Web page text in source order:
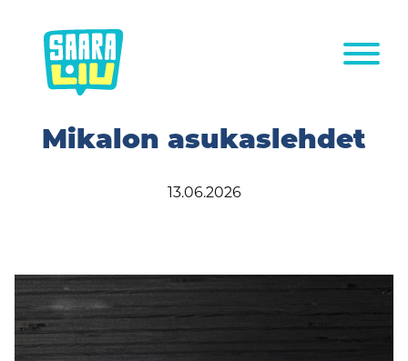
Mikalon asukaslehdet
13.06.2026